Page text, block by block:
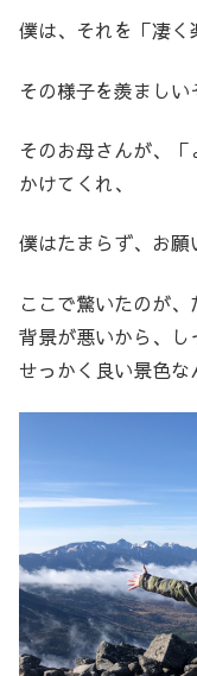
僕は、それを「凄く
その様子を羨ましい
そのお母さんが、
かけてくれ、
僕はたまらず、お願
ここで驚いたのが
背景が悪いから、し
せっかく良い景色な